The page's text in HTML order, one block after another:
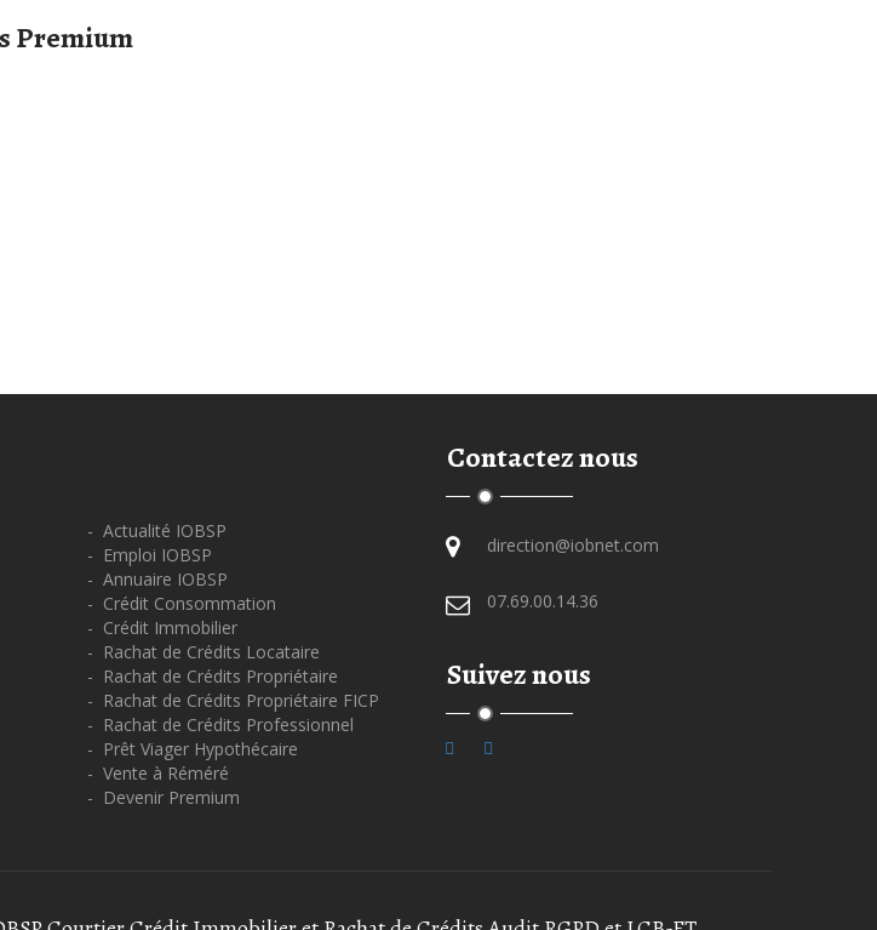
Premium
- Actualité IOBSP
- Emploi IOBSP
- Annuaire IOBSP
- Crédit Consommation
- Crédit Immobilier
- Rachat de Crédits Locataire
- Rachat de Crédits Propriétaire
- Rachat de Crédits Propriétaire FICP
- Rachat de Crédits Professionnel
- Prêt Viager Hypothécaire
- Vente à Réméré
- Devenir Premium
Contactez nous
direction@iobnet.com
07.69.00.14.36
Suivez nous